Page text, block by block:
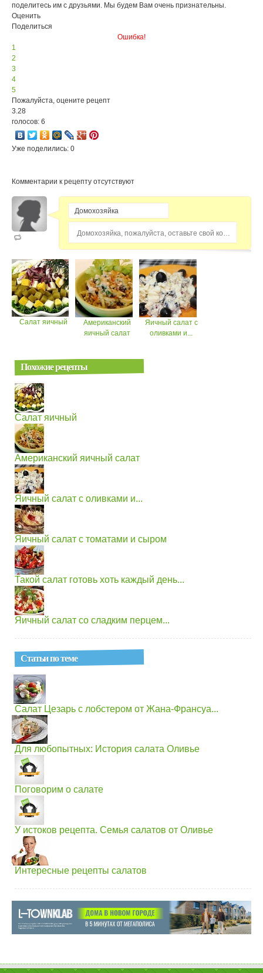
поделитесь им с друзьями. Мы будем Вам очень признательны.
Оценить
Поделиться
Ошибка!
1
2
3
4
5
Пожалуйста, оцените рецепт
3.28
голосов: 6
Уже поделились: 0
Комментарии к рецепту отсутствуют
Домохозяйка, пожалуйста, оставьте свой комментарий...
Салат яичный
Американский
яичный салат
Яичный салат с
оливками и...
Похожие рецепты
Салат яичный
Американский яичный салат
Яичный салат с оливками и...
Яичный салат с томатами и сыром
Такой салат готовь хоть каждый день...
Яичный салат со сладким перцем...
Статьи по теме
Салат Цезарь с лобстером от Жана-Франсуа...
Для любопытных: История салата Оливье
Поговорим о салате
У истоков рецепта. Семья салатов от Оливье
Интересные рецепты салатов